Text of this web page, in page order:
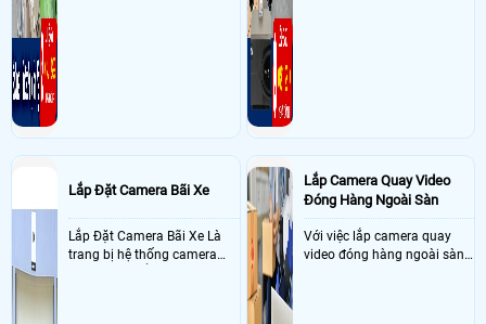
Lắp Đặt Camera Bãi Xe
Lắp Đặt Camera Bãi Xe Là
trang bị hệ thống camera
Lắp Camera Quay Video
Đóng Hàng Ngoài Sàn
Với việc lắp camera quay
video đóng hàng ngoài sàn